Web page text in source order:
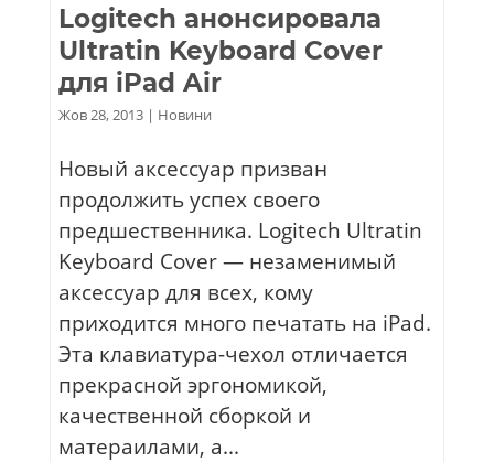
Logitech анонсировала
Ultratin Keyboard Cover
для iPad Air
Жов 28, 2013| Новини
Новый аксессуар призван
продолжить успех своего
предшественника. Logitech Ultratin
Keyboard Cover — незаменимый
аксессуар для всех, кому
приходится много печатать на iPad.
Эта клавиатура-чехол отличается
прекрасной эргономикой,
качественной сборкой и
матераилами, а...